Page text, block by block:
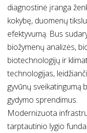
diagnostinė įranga
kokybę, duomenų
efektyvumą. Bus
biožymenų analizės,
biotechnologijų ir
technologijas,
gyvūnų sveikatingumą
gydymo sprendimus.
Modernizuota
tarptautinio lygio